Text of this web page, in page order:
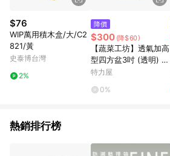
$76
WIP萬用積木盒/大/C2
821/黃
史泰博台灣
2%
降價
$300 (降$60)
【蔬菜工坊】透氣加高
型四方盆3吋 (透明) 20
入/組
特力屋
0%
熱銷排行榜